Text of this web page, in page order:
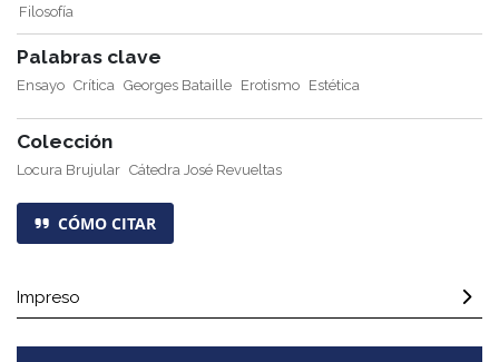
Filosofía
Palabras clave
Ensayo Crítica Georges Bataille Erotismo Estética
Colección
Locura Brujular Cátedra José Revueltas
CÓMO CITAR
Impreso